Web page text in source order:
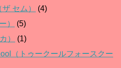
セム）
(4)
）
(5)
）
(1)
（トゥークールフォースクー